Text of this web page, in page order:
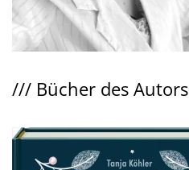
/// Bücher des Autors